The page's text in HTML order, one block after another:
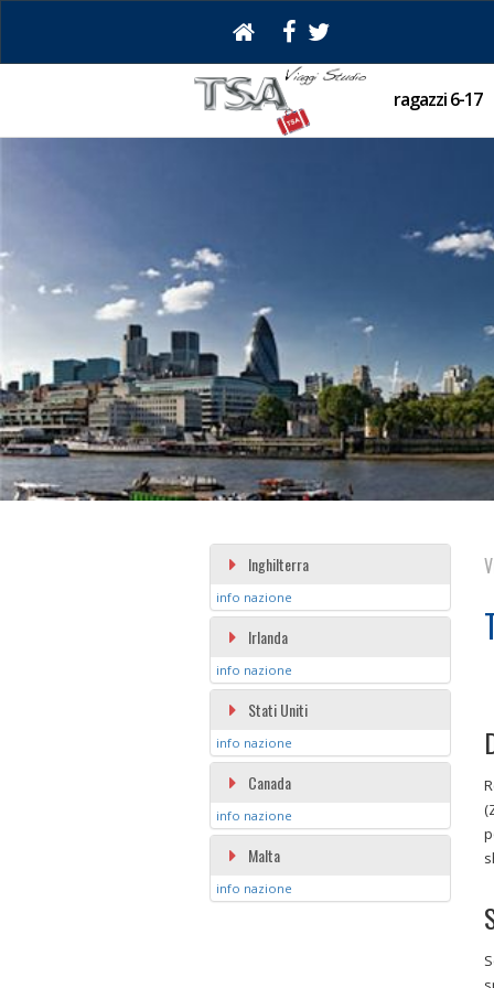
ragazzi 6-17
Inghilterra
info nazione
Irlanda
info nazione
Stati Uniti
info nazione
Canada
info nazione
Malta
info nazione